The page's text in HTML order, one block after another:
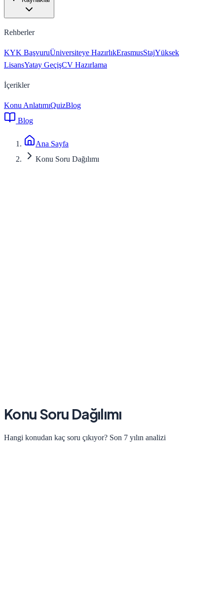
Rehberler
KYK BaşvuruÜniversiteye HazırlıkErasmusStajYüksek
LisansYatay GeçişCV Hazırlama
İçerikler
Konu AnlatımıQuizBlog
Blog
Ana Sayfa
Konu Soru Dağılımı
Konu Soru Dağılımı
Hangi konudan kaç soru çıkıyor? Son 7 yılın analizi